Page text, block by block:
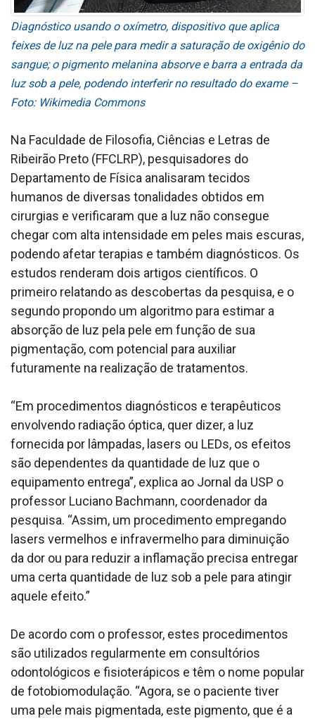
Diagnóstico usando o oxímetro, dispositivo que aplica
feixes de luz na pele para medir a saturação de oxigênio do
sangue; o pigmento melanina absorve e barra a entrada da
luz sob a pele, podendo interferir no resultado do exame –
Foto: Wikimedia Commons
Na Faculdade de Filosofia, Ciências e Letras de
Ribeirão Preto (FFCLRP), pesquisadores do
Departamento de Física analisaram tecidos
humanos de diversas tonalidades obtidos em
cirurgias e verificaram que a luz não consegue
chegar com alta intensidade em peles mais escuras,
podendo afetar terapias e também diagnósticos. Os
estudos renderam dois artigos científicos. O
primeiro relatando as descobertas da pesquisa, e o
segundo propondo um algoritmo para estimar a
absorção de luz pela pele em função de sua
pigmentação, com potencial para auxiliar
futuramente na realização de tratamentos.
“Em procedimentos diagnósticos e terapêuticos
envolvendo radiação óptica, quer dizer, a luz
fornecida por lâmpadas, lasers ou LEDs, os efeitos
são dependentes da quantidade de luz que o
equipamento entrega”, explica ao Jornal da USP o
professor Luciano Bachmann, coordenador da
pesquisa. “Assim, um procedimento empregando
lasers vermelhos e infravermelho para diminuição
da dor ou para reduzir a inflamação precisa entregar
uma certa quantidade de luz sob a pele para atingir
aquele efeito.”
De acordo com o professor, estes procedimentos
são utilizados regularmente em consultórios
odontológicos e fisioterápicos e têm o nome popular
de fotobiomodulação. “Agora, se o paciente tiver
uma pele mais pigmentada, este pigmento, que é a